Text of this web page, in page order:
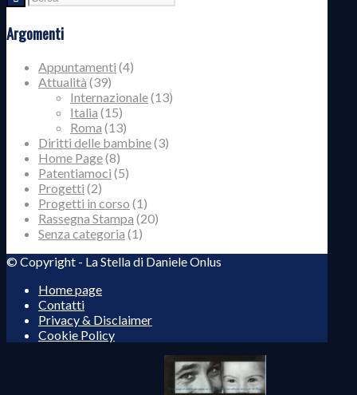
Argomenti
Appuntamenti (4)
Attualità (39)
Internazionale(13)
Italia (15)
Roma (13)
Diritti delle bambine(3)
Home Page(8)
Patentiamoci (5)
Progetti (2)
Progetti in corso (1)
Rassegna Stampa (20)
Senza categoria (1)
© Copyright - La Stella di Daniele Onlus
Home page
Contatti
Privacy & Disclaimer
Cookie Policy